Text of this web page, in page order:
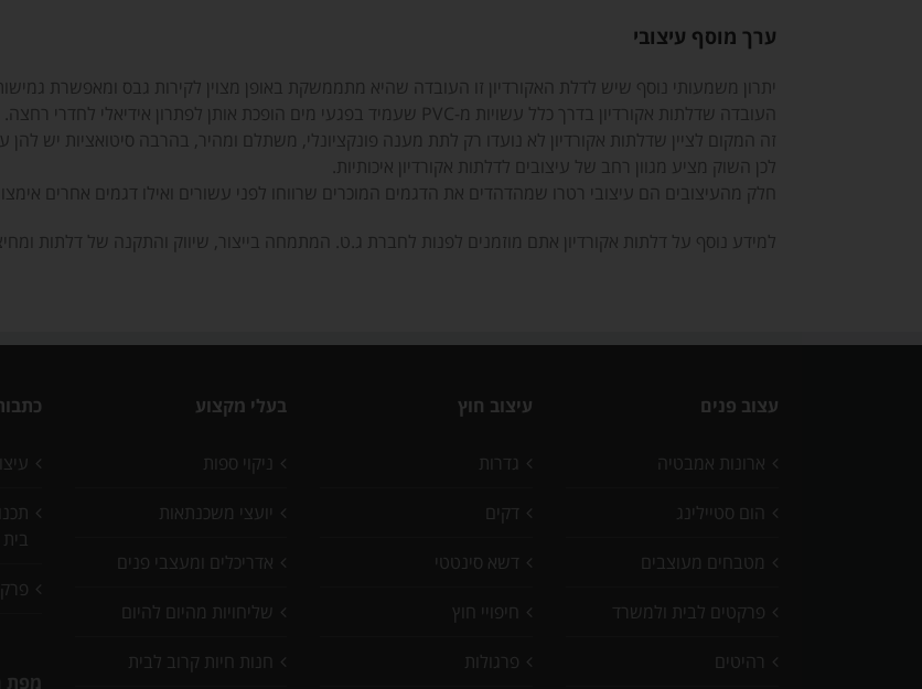
ערך מוסף עיצובי
יתרון משמעותי נוסף שיש לדלת האקורדיון זו העובדה שהיא מתממשקת באופן מצוין לקירות גבס ומאפשרת
העובדה שדלתות אקורדיון בדרך כלל עשויות מ-PVC שעמיד בפגעי מים הופכת אותן לפתרון אידיאלי לחדרי רחצה.
זה המקום לציין שדלתות אקורדיון לא נועדו רק לתת מענה פונקציונלי, משתלם ומהיר, בהרבה סיטואציות יש להן
לכן השוק מציע מגוון רחב של עיצובים לדלתות אקורדיון איכותיות.
חלק מהעיצובים הם עיצובי רטרו שמהדהדים את הדגמים המוכרים שרווחו לפני עשורים ואילו דגמים אחרים אימצו
למידע נוסף על דלתות אקורדיון אתם מוזמנים לפנות לחברת ג.ט. המתמחה בייצור, שיווק והתקנה של דלתות
עצוב פנים
ארונות אמבטיה
הום סטיילינג
מטבחים מעוצבים
פרקטים לבית ולמשרד
רהיטים
עיצוב חוץ
גדרות
דקים
דשא סינטטי
חיפויי חוץ
פרגולות
בעלי מקצוע
ניקוי ספות
יועצי משכנתאות
אדריכלים ומעצבי פנים
שליחויות מהיום להיום
חנות חיות קרוב לבית
בית
מפת